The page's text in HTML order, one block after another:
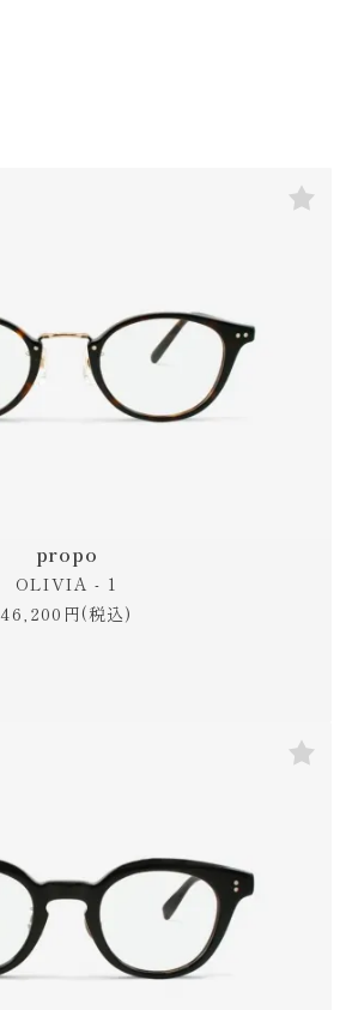
propo
OLIVIA - 1
46,200円(税込)